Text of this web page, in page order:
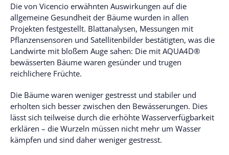
Die von Vicencio erwähnten Auswirkungen auf die
allgemeine Gesundheit der Bäume wurden in allen
Projekten festgestellt. Blattanalysen, Messungen mit
Pflanzensensoren und Satellitenbilder bestätigten, was die
Landwirte mit bloßem Auge sahen: Die mit AQUA4D®
bewässerten Bäume waren gesünder und trugen
reichlichere Früchte.
Die Bäume waren weniger gestresst und stabiler und
erholten sich besser zwischen den Bewässerungen. Dies
lässt sich teilweise durch die erhöhte Wasserverfügbarkeit
erklären – die Wurzeln müssen nicht mehr um Wasser
kämpfen und sind daher weniger gestresst.